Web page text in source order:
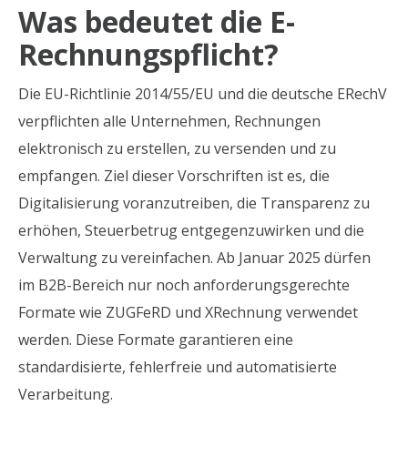
Was bedeutet die E-
Rechnungspflicht?
Die EU-Richtlinie 2014/55/EU und die deutsche ERechV
verpflichten alle Unternehmen, Rechnungen
elektronisch zu erstellen, zu versenden und zu
empfangen. Ziel dieser Vorschriften ist es, die
Digitalisierung voranzutreiben, die Transparenz zu
erhöhen, Steuerbetrug entgegenzuwirken und die
Verwaltung zu vereinfachen. Ab Januar 2025 dürfen
im B2B-Bereich nur noch anforderungsgerechte
Formate wie ZUGFeRD und XRechnung verwendet
werden. Diese Formate garantieren eine
standardisierte, fehlerfreie und automatisierte
Verarbeitung.